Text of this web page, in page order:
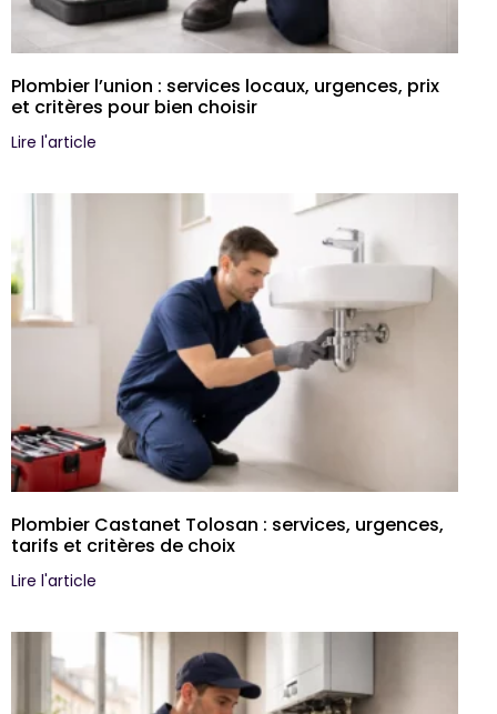
Plombier l’union : services locaux, urgences, prix
et critères pour bien choisir
Lire l'article
Plombier Castanet Tolosan : services, urgences,
tarifs et critères de choix
Lire l'article